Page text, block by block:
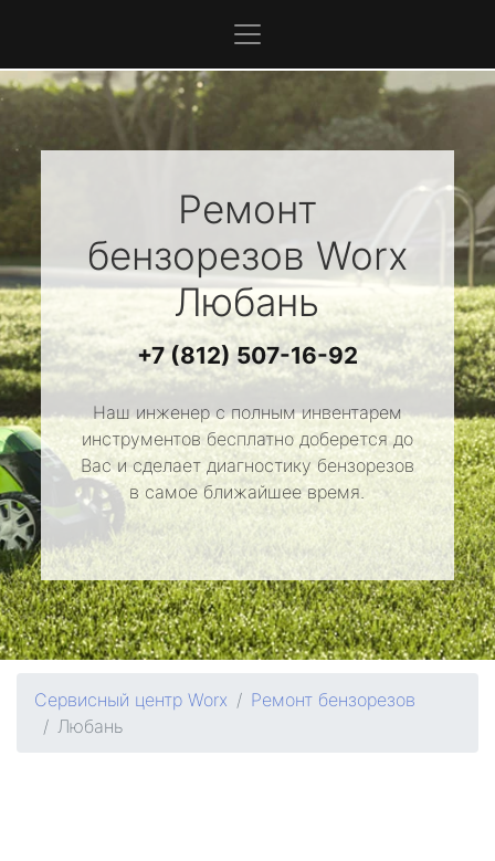
Ремонт
бензорезов Worx
Любань
+7 (812) 507-16-92
Наш инженер с полным инвентарем
инструментов бесплатно доберется до
Вас и сделает диагностику бензорезов
в самое ближайшее время.
Сервисный центр Worx
Ремонт бензорезов
Любань